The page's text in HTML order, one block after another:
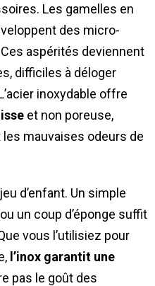
Les gamelles en
des micro-
aspérités deviennent
difficiles à déloger
inoxydable offre
et non poreuse,
mauvaises odeurs de
d’enfant. Un simple
un coup d’éponge suffit
vous l’utilisiez pour
l’inox garantit une
pas le goût des